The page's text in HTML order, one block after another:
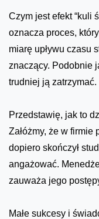
Czym jest efekt “kuli
oznacza proces,
miarę upływu czasu
znaczący. Podobnie
trudniej ją zatrzymać.
Przedstawię, jak to
Załóżmy, że w
dopiero skończył
angażować.
zauważa jego
Małe sukcesy i